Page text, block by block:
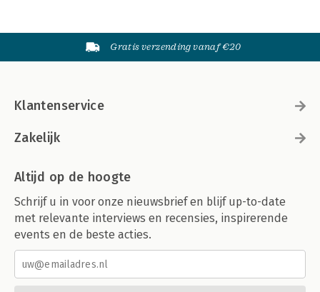
Gratis verzending vanaf €20
Klantenservice
Zakelijk
Altijd op de hoogte
Schrijf u in voor onze nieuwsbrief en blijf up-to-date
met relevante interviews en recensies, inspirerende
events en de beste acties.